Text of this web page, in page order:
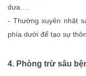
dưa….
- Thường xuyên nhặt
phía dưới để tạo sự
4. Phòng trừ sâu